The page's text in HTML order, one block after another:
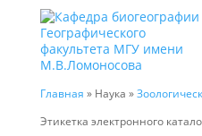
Главная » Наука »
Этикетка электронного